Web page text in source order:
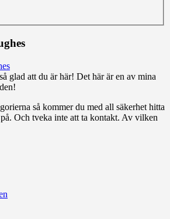
glad att du är här! Det här är en av mina
så kommer du med all säkerhet hitta
Och tveka inte att ta kontakt. Av vilken